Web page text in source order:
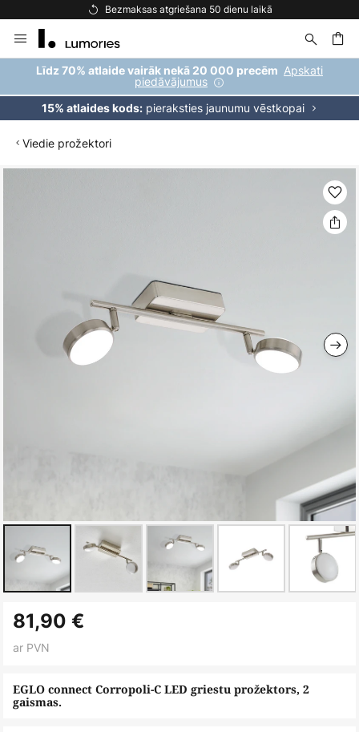
Bezmaksas atgriešana 50 dienu laikā
to
Content
Līdz 70% atlaide vairāk nekā 20 000 precēm Apskati
piedāvājumus
15% atlaides kods:pieraksties jaunumu vēstkopai
Viedie prožektori
uz
galerijas
EGLO connect Corropoli-C LED griestu prožektors, 2
gaismas.
81,90 €
ar PVN